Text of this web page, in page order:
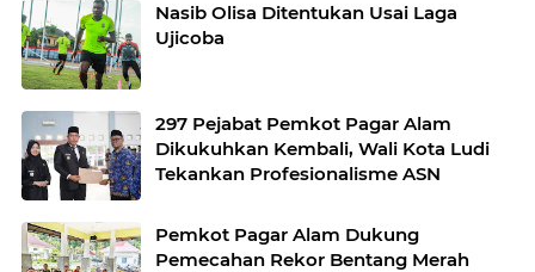
Nasib Olisa Ditentukan Usai Laga
Ujicoba
297 Pejabat Pemkot Pagar Alam
Dikukuhkan Kembali, Wali Kota Ludi
Tekankan Profesionalisme ASN
Pemkot Pagar Alam Dukung
Pemecahan Rekor Bentang Merah